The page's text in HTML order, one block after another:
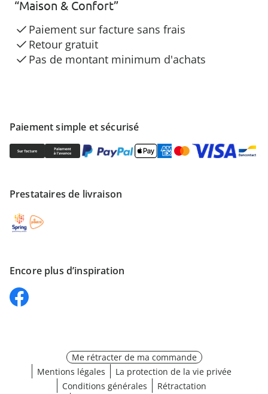
Paiement simple et sécurisé
Prestataires de livraison
Encore plus d’inspiration
“Maison & Confort”
Paiement sur facture sans frais
Retour gratuit
Pas de montant minimum d'achats
Me rétracter de ma commande
Mentions légales
La protection de la vie privée
Conditions générales
Rétractation